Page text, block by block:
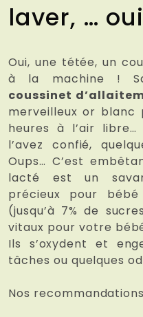
laver, …
Oui, une tétée, un
à la machine !
coussinet
merveilleux or blanc
heures à l’air
l’avez confié,
Oups… C’est
lacté est un
précieux pour
(jusqu’à 7% de
vitaux pour votre
Ils s’oxydent et
tâches ou quelques
Nos